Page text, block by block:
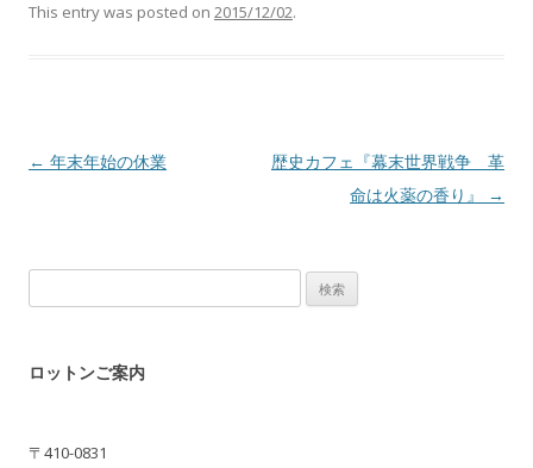
This entry was posted on 2015/12/02.
Post navigation
← 年末年始の休業
歴史カフェ『幕末世界戦争 革
命は火薬の香り』
→
索:
ロットンご案内
〒410-0831